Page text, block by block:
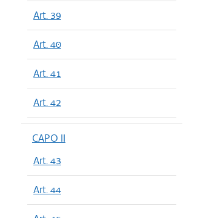
Art. 39
Art. 40
Art. 41
Art. 42
CAPO II
Art. 43
Art. 44